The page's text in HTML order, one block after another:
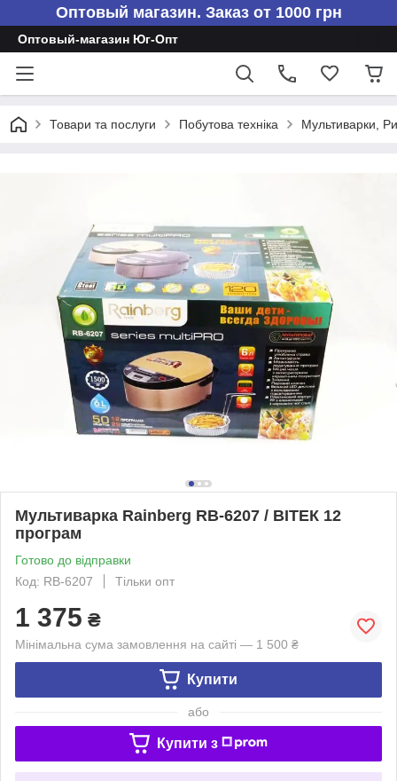
Оптовый магазин. Заказ от 1000 грн
Оптовый-магазин Юг-Опт
Товари та послуги Побутова техніка Мультиварки,
Мультиварка Rainberg RB-6207 / ВІТЕК 12
програм
Готово до відправки
Код: RB-6207
Тільки опт
1 375 ₴
Мінімальна сума замовлення на сайті — 1 500 ₴
Купити
або
Купити з